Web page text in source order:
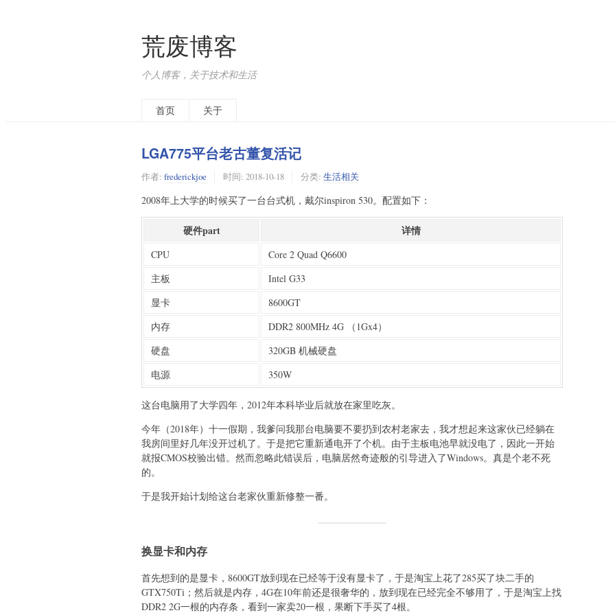
荒废博客
个人博客，关于技术和生活
首页 关于
LGA775平台老古董复活记
作者: frederickjoe 时间: 2018-10-18 分类: 生活相关
2008年上大学的时候买了一台台式机，戴尔inspiron 530。配置如下：
硬件part 详情
CPU
Core 2 Quad Q6600
主板
Intel G33
显卡
8600GT
内存
DDR2 800MHz 4G （1Gx4）
硬盘
320GB 机械硬盘
电源
350W
这台电脑用了大学四年，2012年本科毕业后就放在家里吃灰。
今年（2018年）十一假期，我爹问我那台电脑要不要扔到农村老家去，我才想起来这家伙已经躺在
我房间里好几年没开过机了。于是把它重新通电开了个机。由于主板电池早就没电了，因此一开始
就报CMOS校验出错。然而忽略此错误后，电脑居然奇迹般的引导进入了Windows。真是个老不死
的。
于是我开始计划给这台老家伙重新修整一番。
换显卡和内存
首先想到的是显卡，8600GT放到现在已经等于没有显卡了，于是淘宝上花了285买了块二手的
GTX750Ti；然后就是内存，4G在10年前还是很奢华的，放到现在已经完全不够用了，于是淘宝上找
DDR2 2G一根的内存条，看到一家卖20一根，果断下手买了4根。